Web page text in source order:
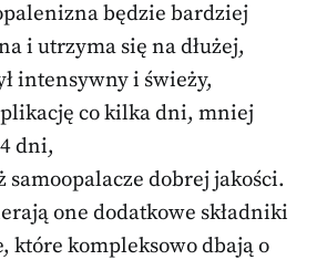
będzie bardziej
i utrzyma się na dłużej,
intensywny i świeży,
co kilka dni, mniej
dni,
samoopalacze dobrej jakości.
one dodatkowe składniki
które kompleksowo dbają o